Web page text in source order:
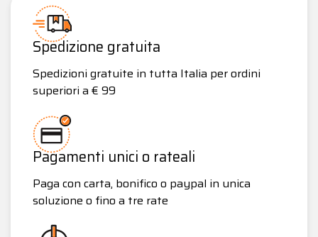
Spedizione gratuita
Spedizioni gratuite in tutta Italia per ordini
superiori a € 99
Pagamenti unici o rateali
Paga con carta, bonifico o paypal in unica
soluzione o fino a tre rate